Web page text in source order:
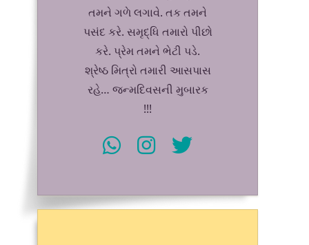
તમને ગળે લગાવે. તક તમને
પસંદ કરે. સમૃદ્ધિ તમારો પીછો
કરે. પ્રેમ તમને ભેટી પડે.
શ્રેષ્ઠ મિત્રો તમારી આસપાસ
રહે… જન્મદિવસની મુબારક
!!!